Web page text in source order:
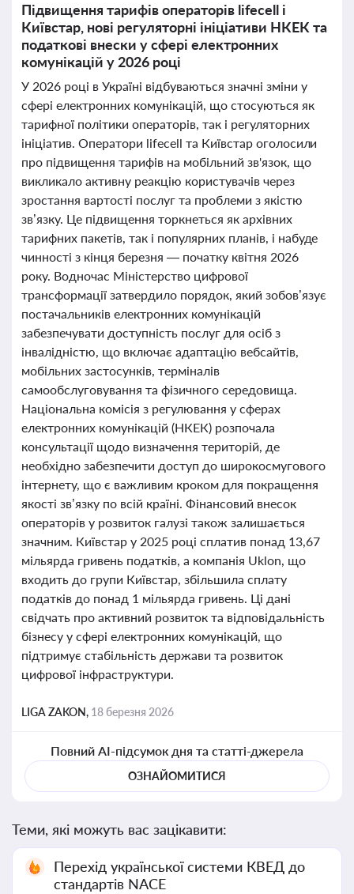
Підвищення тарифів операторів lifecell і
Київстар, нові регуляторні ініціативи НКЕК та
податкові внески у сфері електронних
комунікацій у 2026 році
У 2026 році в Україні відбуваються значні зміни у
сфері електронних комунікацій, що стосуються як
тарифної політики операторів, так і регуляторних
ініціатив. Оператори lifecell та Київстар оголосили
про підвищення тарифів на мобільний зв'язок, що
викликало активну реакцію користувачів через
зростання вартості послуг та проблеми з якістю
зв’язку. Це підвищення торкнеться як архівних
тарифних пакетів, так і популярних планів, і набуде
чинності з кінця березня — початку квітня 2026
року. Водночас Міністерство цифрової
трансформації затвердило порядок, який зобов’язує
постачальників електронних комунікацій
забезпечувати доступність послуг для осіб з
інвалідністю, що включає адаптацію вебсайтів,
мобільних застосунків, терміналів
самообслуговування та фізичного середовища.
Національна комісія з регулювання у сферах
електронних комунікацій (НКЕК) розпочала
консультації щодо визначення територій, де
необхідно забезпечити доступ до широкосмугового
інтернету, що є важливим кроком для покращення
якості зв’язку по всій країні. Фінансовий внесок
операторів у розвиток галузі також залишається
значним. Київстар у 2025 році сплатив понад 13,67
мільярда гривень податків, а компанія Uklon, що
входить до групи Київстар, збільшила сплату
податків до понад 1 мільярда гривень. Ці дані
свідчать про активний розвиток та відповідальність
бізнесу у сфері електронних комунікацій, що
підтримує стабільність держави та розвиток
цифрової інфраструктури.
LIGA ZAKON, 18 березня 2026
Повний AI-підсумок дня та статті-джерела
ОЗНАЙОМИТИСЯ
Теми, які можуть вас зацікавити:
Перехід української системи КВЕД до
стандартів NACE